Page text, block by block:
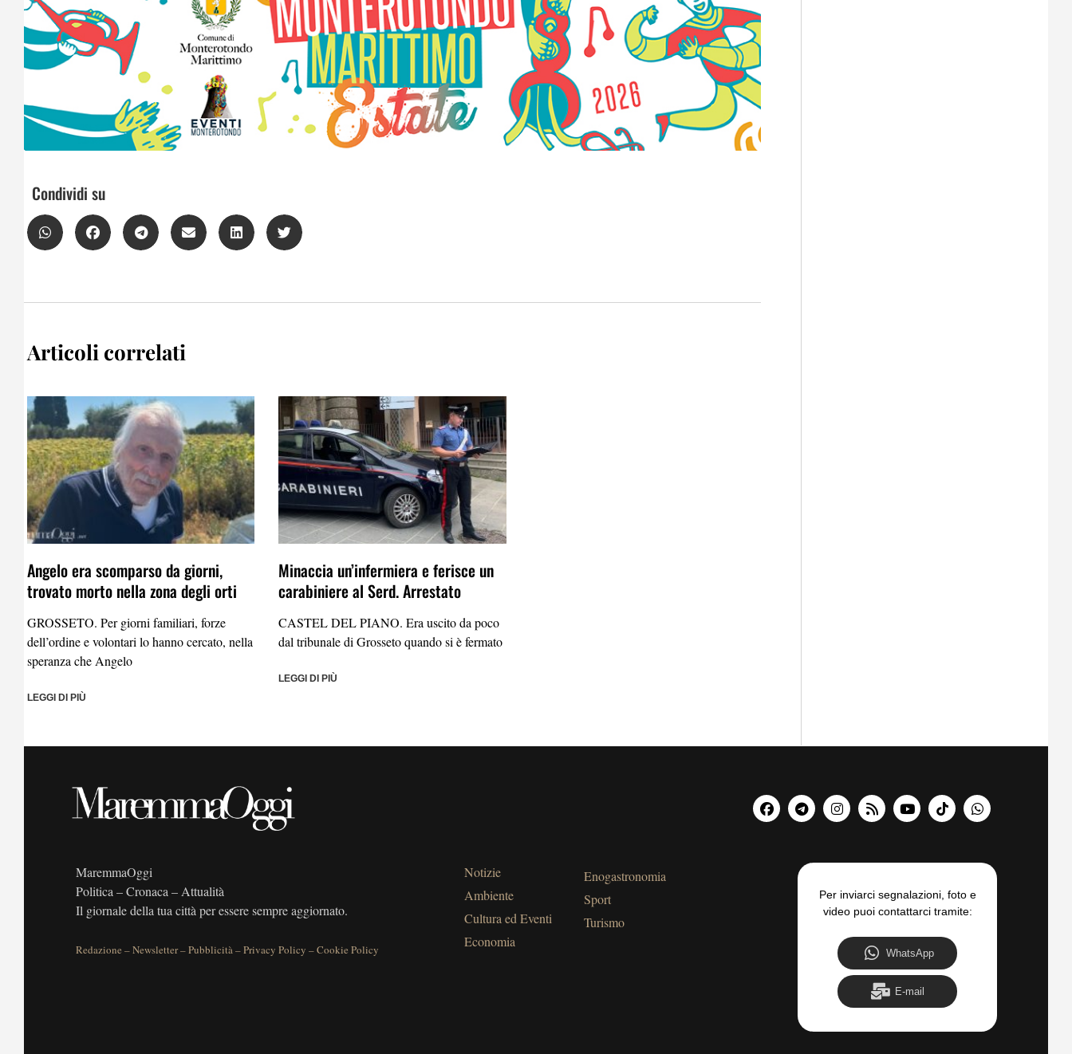
Condividi su
Articoli correlati
Angelo era scomparso da giorni,
trovato morto nella zona degli orti
GROSSETO. Per giorni familiari, forze
dell’ordine e volontari lo hanno cercato, nella
speranza che Angelo
LEGGI DI PIÙ
Minaccia un’infermiera e ferisce un
carabiniere al Serd. Arrestato
CASTEL DEL PIANO. Era uscito da poco
dal tribunale di Grosseto quando si è fermato
LEGGI DI PIÙ
MaremmaOggi
Politica – Cronaca – Attualità
Il giornale della tua città per essere sempre aggiornato.
Redazione –Newsletter–Pubblicità–Privacy Policy –Cookie Policy
Notizie
Ambiente
Cultura ed Eventi
Economia
Enogastronomia
Sport
Turismo
Per inviarci segnalazioni, foto e
video puoi contattarci tramite:
WhatsApp
E-mail